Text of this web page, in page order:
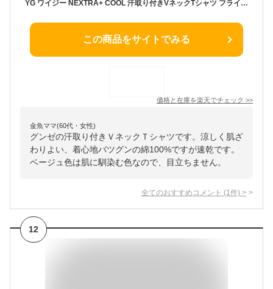
YG ワイジー NEXTRA+ COOL 汗取り付きVネックTシャツ フライス 綿100% インナー グンゼ GUNZE | メンズ 男性 脇汗 汗脇 汗取りインナー 汗取り付き tシャツ vネック 脇パッドシャツ ひんやり 速乾 冷感 涼しい 涼感 汗ジミ防止 半袖 夏 白tシャツ 無地 紳士 シャツ コットン
この商品をサイトでみる
価格と在庫を楽天でチェック >>
金魚ママ(60代・女性)
グンゼの汗取り付きＶネックＴシャツです。涼しく肌ざ
わりよい、着心地バツグンの綿100%ですが速乾です。
ベージュ色は肌に馴染む色なので、目立ちません。
全てのおすすめコメント (1 件) >
12